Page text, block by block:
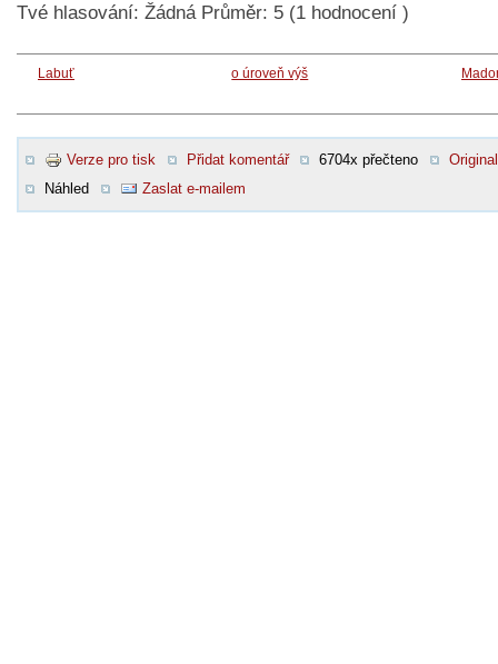
Tvé hlasování: Žádná Průměr: 5 (1 hodnocení )
Labuť o úroveň výš
Verze pro tisk Přidat komentář 6704x přečteno
Original
Náhled
Zaslat e-mailem